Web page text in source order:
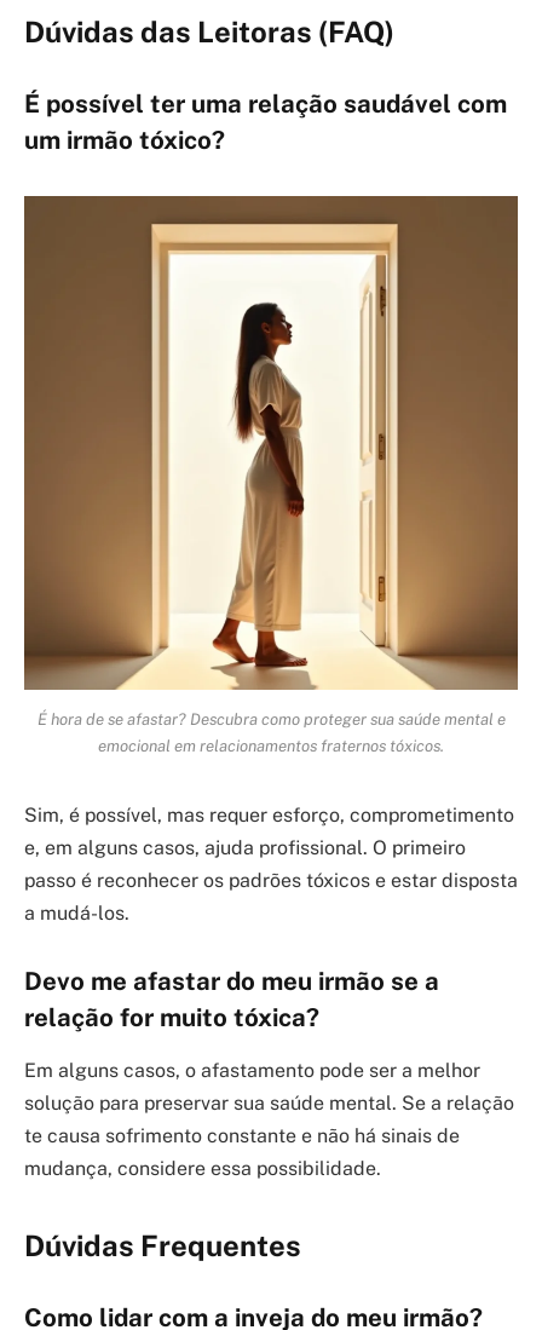
Dúvidas das Leitoras (FAQ)
É possível ter uma relação saudável com
um irmão tóxico?
É hora de se afastar? Descubra como proteger sua saúde mental e
emocional em relacionamentos fraternos tóxicos.
Sim, é possível, mas requer esforço, comprometimento
e, em alguns casos, ajuda profissional. O primeiro
passo é reconhecer os padrões tóxicos e estar disposta
a mudá-los.
Devo me afastar do meu irmão se a
relação for muito tóxica?
Em alguns casos, o afastamento pode ser a melhor
solução para preservar sua saúde mental. Se a relação
te causa sofrimento constante e não há sinais de
mudança, considere essa possibilidade.
Dúvidas Frequentes
Como lidar com a inveja do meu irmão?